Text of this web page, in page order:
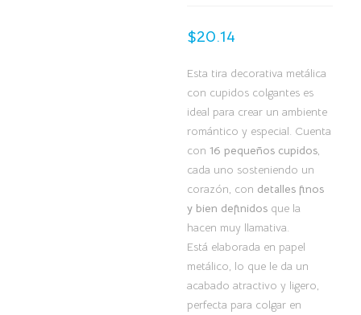
$20.14
Esta tira decorativa metálica
con cupidos colgantes es
ideal para crear un ambiente
romántico y especial. Cuenta
con16 pequeños cupidos,
cada uno sosteniendo un
corazón, con detalles finos
y bien definidos que la
hacen muy llamativa.
Está elaborada en papel
metálico, lo que le da un
acabado atractivo y ligero,
perfecta para colgar en